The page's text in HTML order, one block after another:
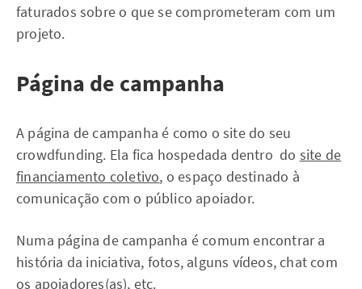
faturados sobre o que se comprometeram com um
projeto.
Página de campanha
A página de campanha é como o site do seu
crowdfunding. Ela fica hospedada dentro do site de
financiamento coletivo, o espaço destinado à
comunicação com o público apoiador.
Numa página de campanha é comum encontrar a
história da iniciativa, fotos, alguns vídeos, chat com
os apoiadores(as), etc.